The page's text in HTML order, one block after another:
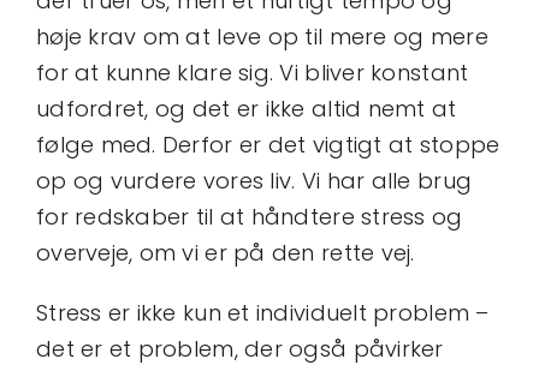
høje krav om at leve op til mere og mere
for at kunne klare sig. Vi bliver konstant
udfordret, og det er ikke altid nemt at
følge med. Derfor er det vigtigt at stoppe
op og vurdere vores liv. Vi har alle brug
for redskaber til at håndtere stress og
overveje, om vi er på den rette vej.
Stress er ikke kun et individuelt problem –
det er et problem, der også påvirker